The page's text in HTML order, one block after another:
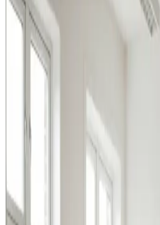
Procesventilation
Udsugning ved svejsning,
Guderup. Overholder
Læs mere